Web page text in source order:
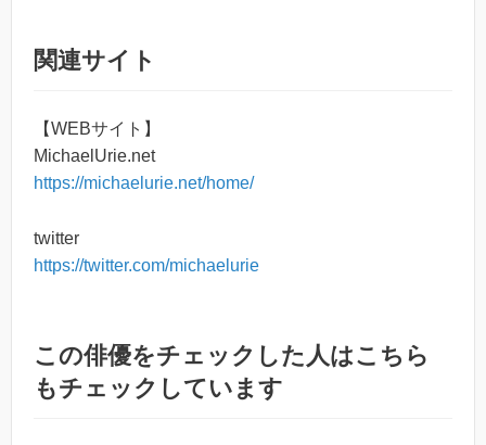
関連サイト
【WEBサイト】
MichaelUrie.net
https://michaelurie.net/home/
twitter
https://twitter.com/michaelurie
この俳優をチェックした人はこちら
もチェックしています